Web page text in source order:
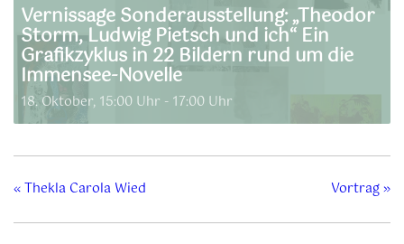
Vernissage Sonderausstellung: „Theodor
Storm, Ludwig Pietsch und ich“ Ein
Grafikzyklus in 22 Bildern rund um die
Immensee-Novelle
18. Oktober, 15:00 Uhr - 17:00 Uhr
«Thekla Carola Wied Vortrag»